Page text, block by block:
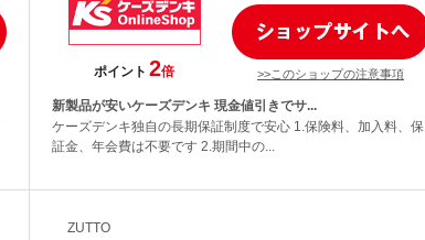
ポイント 2倍 >>このショップの注意事項
新製品が安いケーズデンキ 現金値引きでサ...
ケーズデンキ独自の長期保証制度で安心 1.保険料、加入料、保
証金、年会費は不要です 2.期間中の...
ZUTTO